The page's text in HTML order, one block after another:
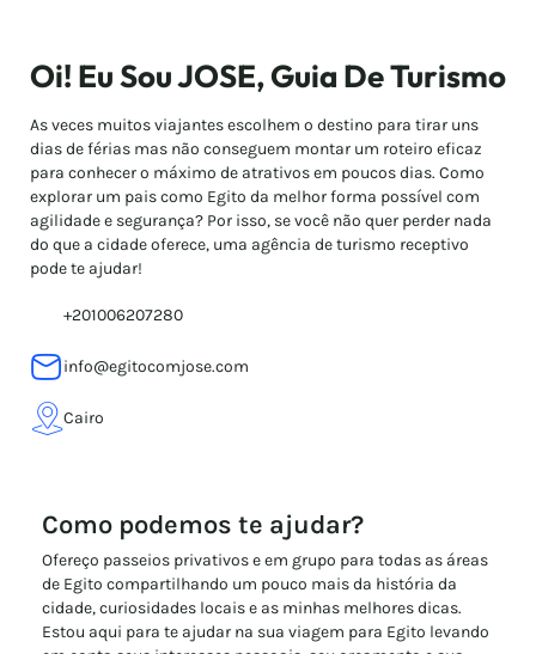
Como podemos te ajudar?
Ofereço passeios privativos e em grupo para todas as áreas
de Egito compartilhando um pouco mais da história da
cidade, curiosidades locais e as minhas melhores dicas.
Estou aqui para te ajudar na sua viagem para Egito levando
Oi! Eu Sou JOSE, Guia De Turismo
As veces muitos viajantes escolhem o destino para tirar uns
dias de férias mas não conseguem montar um roteiro eficaz
para conhecer o máximo de atrativos em poucos dias. Como
explorar um pais como Egito da melhor forma possível com
agilidade e segurança? Por isso, se você não quer perder nada
do que a cidade oferece, uma agência de turismo receptivo
pode te ajudar!
+201006207280
info@egitocomjose.com
Cairo